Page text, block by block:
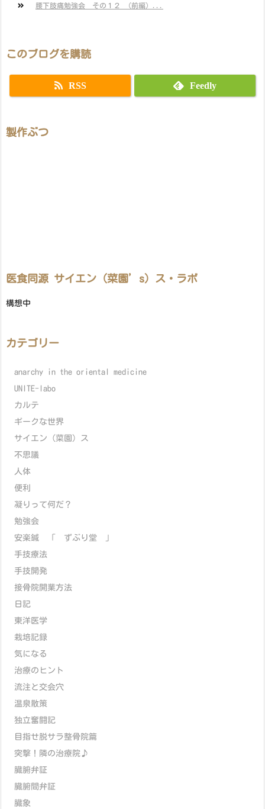
腰下肢痛勉強会 その１２ （前編）...
このブログを購読
RSS Feedly
製作ぶつ
医食同源 サイエン（菜園’s）ス・ラボ
構想中
カテゴリー
anarchy in the oriental medicine
UNITE-labo
カルテ
ギークな世界
サイエン（菜園）ス
不思議
人体
便利
凝りって何だ？
勉強会
安楽鍼 「 ずぶり堂 」
手技療法
手技開発
接骨院開業方法
日記
東洋医学
栽培記録
気になる
治療のヒント
流注と交会穴
温泉散策
独立奮闘記
目指せ脱サラ整骨院篇
突撃！隣の治療院♪
臓腑弁証
臓腑間弁証
臓象